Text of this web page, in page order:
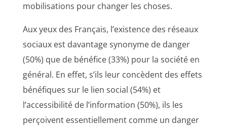
mobilisations pour changer les choses.
Aux yeux des Français, l’existence des réseaux
sociaux est davantage synonyme de danger
(50%) que de bénéfice (33%) pour la société en
général. En effet, s’ils leur concèdent des effets
bénéfiques sur le lien social (54%) et
l’accessibilité de l’information (50%), ils les
perçoivent essentiellement comme un danger